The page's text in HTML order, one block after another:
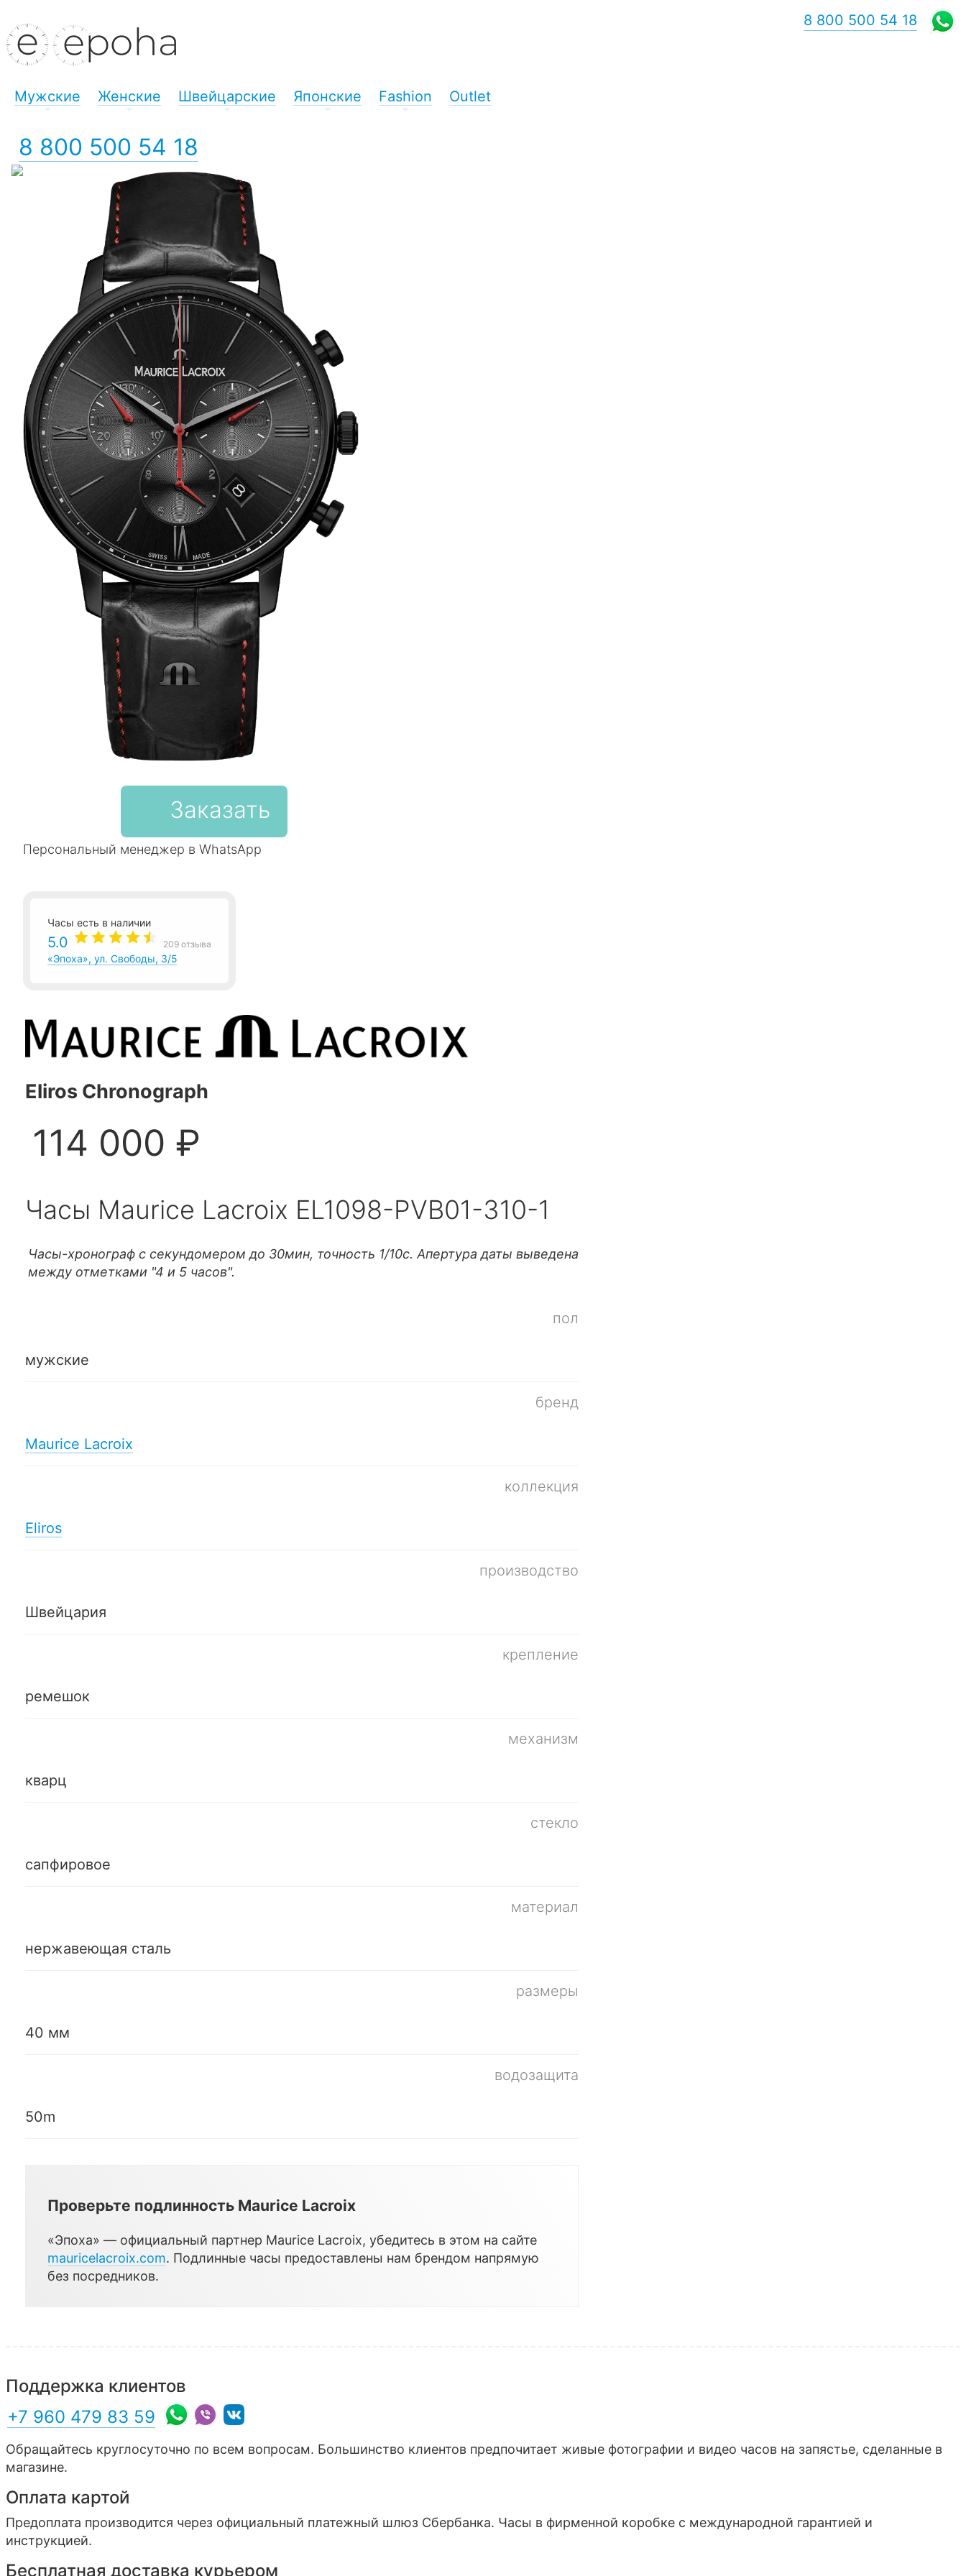
Мужские Женские Швейцарские Японские Fashion Outlet
8 800 500 54 18
8 800 500 54 18
Заказать
Персональный менеджер в WhatsApp
Часы есть в наличии
5.0 209 отзыва
«Эпоха», ул. Свободы, 3/5
Eliros Chronograph
114 000 ₽
Часы Maurice Lacroix EL1098-PVB01-310-1
Часы-хронограф с секундомером до 30мин, точность 1/10с. Апертура даты выведена
между отметками "4 и 5 часов".
пол
мужские
бренд
Maurice Lacroix
коллекция
Eliros
производство
Швейцария
крепление
ремешок
механизм
кварц
стекло
сапфировое
материал
нержавеющая сталь
размеры
40 мм
водозащита
50m
Проверьте подлинность Maurice Lacroix
«Эпоха» — официальный партнер Maurice Lacroix, убедитесь в этом на сайте
mauricelacroix.com. Подлинные часы предоставлены нам брендом напрямую
без посредников.
Поддержка клиентов
+7 960 479 83 59
Обращайтесь круглосуточно по всем вопросам. Большинство клиентов предпочитает живые фотографии и видео часов на запястье, сделанные в
магазине.
Оплата картой
Предоплата производится через официальный платежный шлюз Сбербанка. Часы в фирменной коробке с международной гарантией и
инструкцией.
Бесплатная доставка курьером